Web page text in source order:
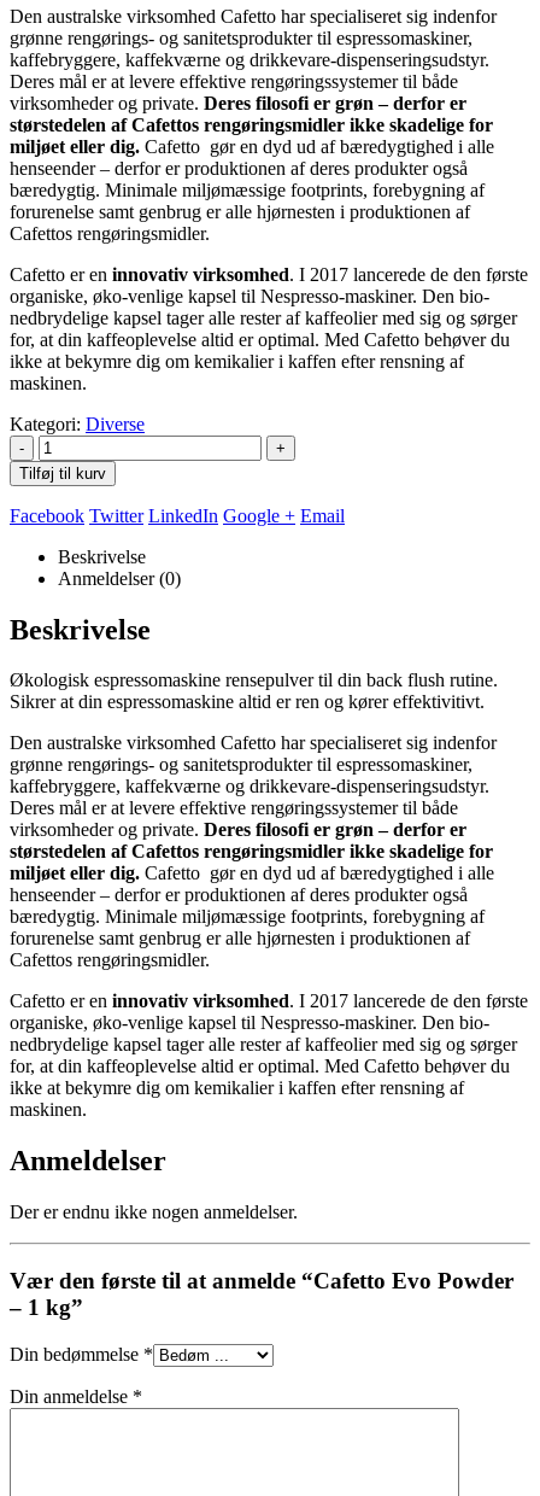
Den australske virksomhed Cafetto har specialiseret sig indenfor
grønne rengørings- og sanitetsprodukter til espressomaskiner,
kaffebryggere, kaffekværne og drikkevare-dispenseringsudstyr.
Deres mål er at levere effektive rengøringssystemer til både
virksomheder og private. Deres filosofi er grøn – derfor er
størstedelen af Cafettos rengøringsmidler ikke skadelige for
miljøet eller dig. Cafetto gør en dyd ud af bæredygtighed i alle
henseender – derfor er produktionen af deres produkter også
bæredygtig. Minimale miljømæssige footprints, forebygning af
forurenelse samt genbrug er alle hjørnesten i produktionen af
Cafettos rengøringsmidler.
Cafetto er en innovativ virksomhed. I 2017 lancerede de den første
organiske, øko-venlige kapsel til Nespresso-maskiner. Den bio-
nedbrydelige kapsel tager alle rester af kaffeolier med sig og sørger
for, at din kaffeoplevelse altid er optimal. Med Cafetto behøver du
ikke at bekymre dig om kemikalier i kaffen efter rensning af
maskinen.
Kategori: Diverse
-
+
Tilføj til kurv
Facebook Twitter LinkedIn Google + Email
Beskrivelse
Anmeldelser (0)
Beskrivelse
Økologisk espressomaskine rensepulver til din back flush rutine.
Sikrer at din espressomaskine altid er ren og kører effektivitivt.
Den australske virksomhed Cafetto har specialiseret sig indenfor
grønne rengørings- og sanitetsprodukter til espressomaskiner,
kaffebryggere, kaffekværne og drikkevare-dispenseringsudstyr.
Deres mål er at levere effektive rengøringssystemer til både
virksomheder og private. Deres filosofi er grøn – derfor er
størstedelen af Cafettos rengøringsmidler ikke skadelige for
miljøet eller dig. Cafetto gør en dyd ud af bæredygtighed i alle
henseender – derfor er produktionen af deres produkter også
bæredygtig. Minimale miljømæssige footprints, forebygning af
forurenelse samt genbrug er alle hjørnesten i produktionen af
Cafettos rengøringsmidler.
Cafetto er en innovativ virksomhed. I 2017 lancerede de den første
organiske, øko-venlige kapsel til Nespresso-maskiner. Den bio-
nedbrydelige kapsel tager alle rester af kaffeolier med sig og sørger
for, at din kaffeoplevelse altid er optimal. Med Cafetto behøver du
ikke at bekymre dig om kemikalier i kaffen efter rensning af
maskinen.
Anmeldelser
Der er endnu ikke nogen anmeldelser.
Vær den første til at anmelde “Cafetto Evo Powder
– 1 kg”
Din bedømmelse *
Din anmeldelse *